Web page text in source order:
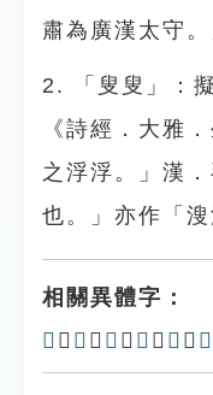
肅為廣漢太守。
2. 「叟叟」：
《詩經．大雅
之浮浮。」漢
也。」亦作「溲
相關異體字：
𠋢 、 𠌌 、 傁 、 𠬲 、 叜 、 𡨎